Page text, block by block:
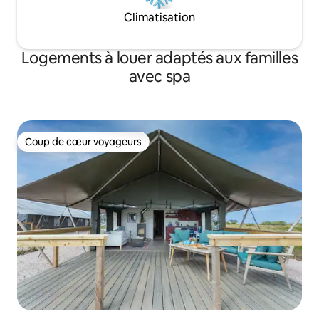
Climatisation
Logements à louer adaptés aux familles
avec spa
Coup de cœur voyageurs
Coup de cœur voyageurs